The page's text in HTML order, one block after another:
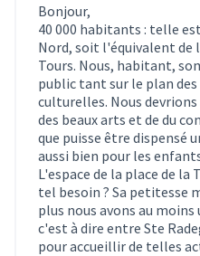
Bonjour,
40 000 habitants : telle
Nord, soit l'équivalent de
Tours. Nous, habitant,
public tant sur le plan
culturelles. Nous
des beaux arts et de du
que puisse être dispensé
aussi bien pour les
L'espace de la place de
tel besoin ? Sa petitesse
plus nous avons au
c'est à dire entre Ste
pour accueillir de telles